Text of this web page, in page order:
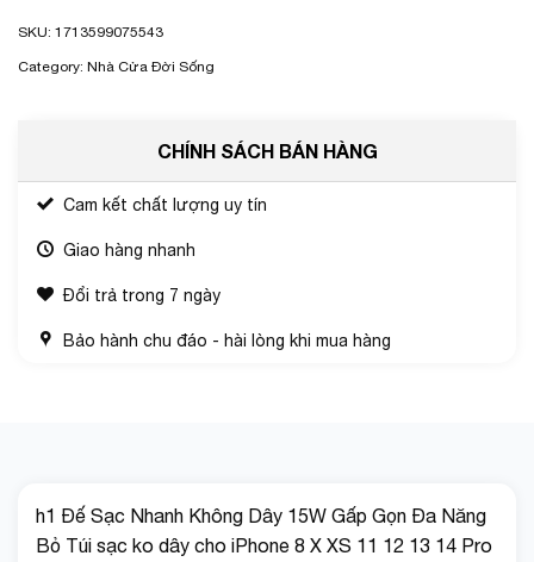
SKU: 1713599075543
Category: Nhà Cửa Đời Sống
CHÍNH SÁCH BÁN HÀNG
Cam kết chất lượng uy tín
Giao hàng nhanh
Đổi trả trong 7 ngày
Bảo hành chu đáo - hài lòng khi mua hàng
h1 Đế Sạc Nhanh Không Dây 15W Gấp Gọn Đa Năng
Bỏ Túi sạc ko dây cho iPhone 8 X XS 11 12 13 14 Pro